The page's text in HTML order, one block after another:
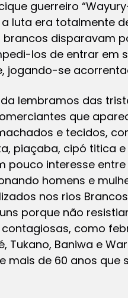
guerreiro
luta era totalmente
disparavam
los de entrar em
jogando-se
lembramos das
que
e tecidos,
piaçaba, cipó titica
interesse
homens e
nos rios
porque não
como
Tukano, Baniwa e
mais de 60 anos